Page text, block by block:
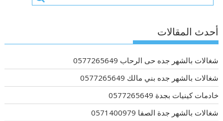
أحدث المقالات
شغالات بالشهر جده حى الرحاب 0577265649
شغالات بالشهر جده بني مالك 0577265649
خادمات كينيات بجدة 0577265649
شغالات بالشهر جدة الصفا 0571400979